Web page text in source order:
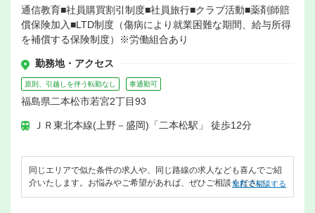
通信教育■社員購買割引制度■社員旅行■クラブ活動■薬剤師賠
償保険加入■LTD制度（傷病により就業困難な期間、給与所得
を補償する保険制度）※労働組合あり
勤務地・アクセス
原則、引越しを伴う転勤なし 車通勤可
福島県二本松市若宮2丁目93
ＪＲ東北本線(上野－盛岡)「二本松駅」 徒歩12分
同じエリアで似た条件の求人や、同じ路線の求人なども喜んでご紹
介いたします。お悩みやご希望があれば、ぜひご相談ください。
無料で相談する